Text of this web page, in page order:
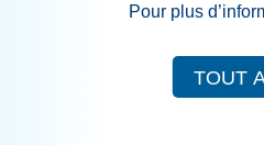
Pour plus
TOUT